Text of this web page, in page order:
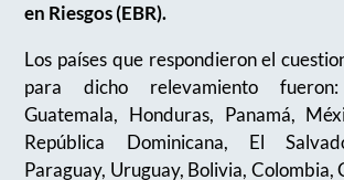
en Riesgos (EBR).
Los países que respondieron el
para dicho relevamiento
Guatemala, Honduras, Panamá,
República Dominicana, El
Paraguay, Uruguay, Bolivia, Colombia,